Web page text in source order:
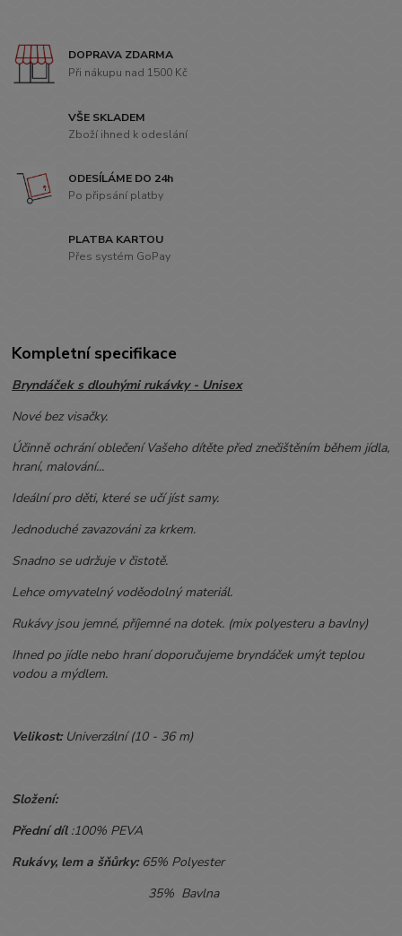
DOPRAVA ZDARMA
Při nákupu nad 1500 Kč
VŠE SKLADEM
Zboží ihned k odeslání
ODESÍLÁME DO 24h
Po připsání platby
PLATBA KARTOU
Přes systém GoPay
Kompletní specifikace
Bryndáček s dlouhými rukávky - Unisex
Nové bez visačky.
Účinně ochrání oblečení Vašeho dítěte před znečištěním během jídla,
hraní, malování...
Ideální pro děti, které se učí jíst samy.
Jednoduché zavazováni za krkem.
Snadno se udržuje v čistotě.
Lehce omyvatelný voděodolný materiál.
Rukávy jsou jemné, příjemné na dotek. (mix polyesteru a bavlny)
Ihned po jídle nebo hraní doporučujeme bryndáček umýt teplou
vodou a mýdlem.
Velikost: Univerzální (10 - 36 m)
Složení:
Přední díl:100% PEVA
Rukávy, lem a šňůrky:65% Polyester
35% Bavlna